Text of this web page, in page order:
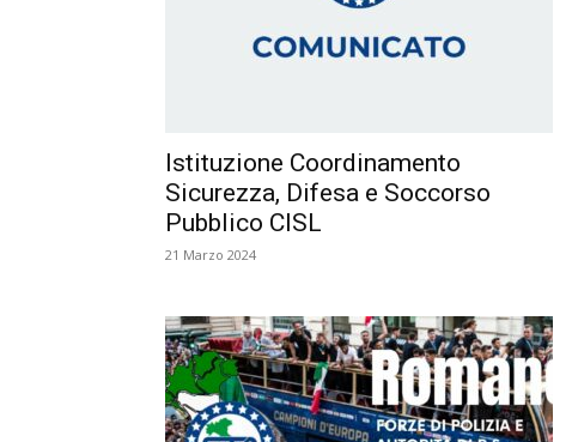
Istituzione Coordinamento
Sicurezza, Difesa e Soccorso
Pubblico CISL
21 Marzo 2024